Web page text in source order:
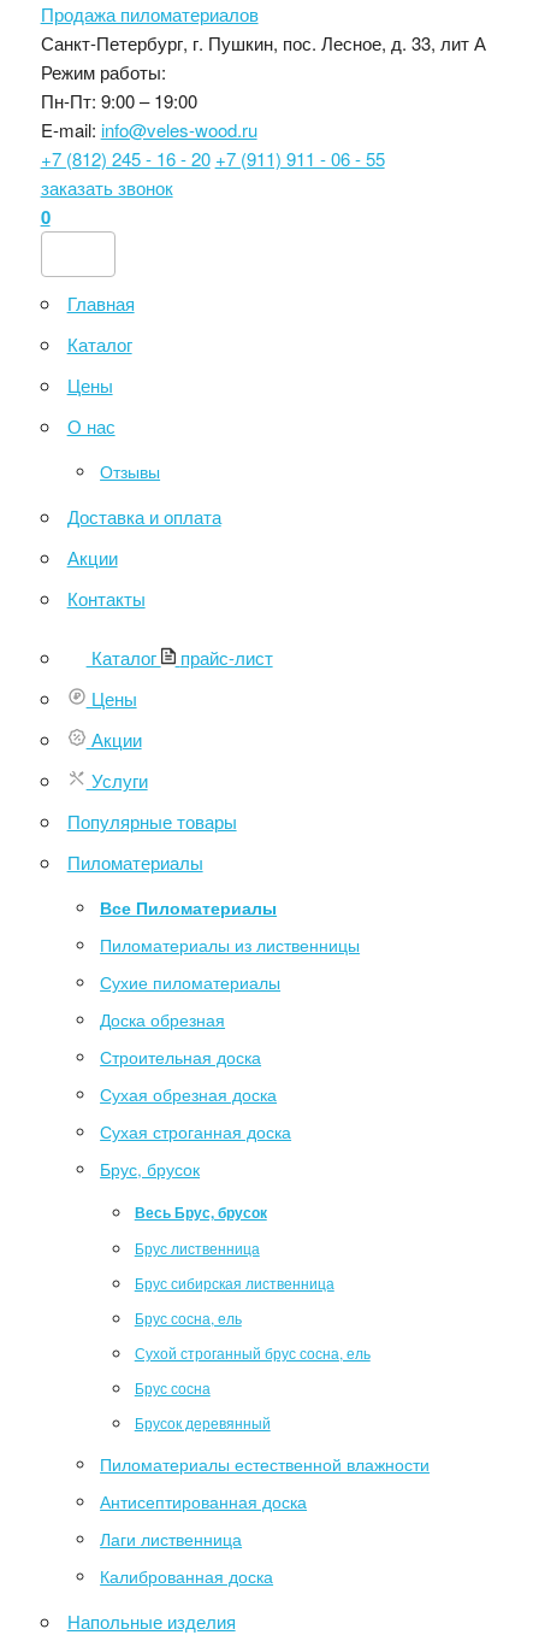
Продажа пиломатериалов
Санкт-Петербург, г. Пушкин, пос. Лесное, д. 33, лит А
Режим работы:
Пн-Пт: 9:00 – 19:00
E-mail: info@veles-wood.ru
+7 (812) 245 - 16 - 20 +7 (911) 911 - 06 - 55
заказать звонок
0
Главная
Каталог
Цены
О нас
Отзывы
Доставка и оплата
Акции
Контакты
Каталог
прайс-лист
Цены
Акции
Услуги
Популярные товары
Пиломатериалы
Все Пиломатериалы
Пиломатериалы из лиственницы
Сухие пиломатериалы
Доска обрезная
Строительная доска
Сухая обрезная доска
Сухая строганная доска
Брус, брусок
Весь Брус, брусок
Брус лиственница
Брус сибирская лиственница
Брус сосна, ель
Сухой строганный брус сосна, ель
Брус сосна
Брусок деревянный
Пиломатериалы естественной влажности
Антисептированная доска
Лаги лиственница
Калиброванная доска
Напольные изделия